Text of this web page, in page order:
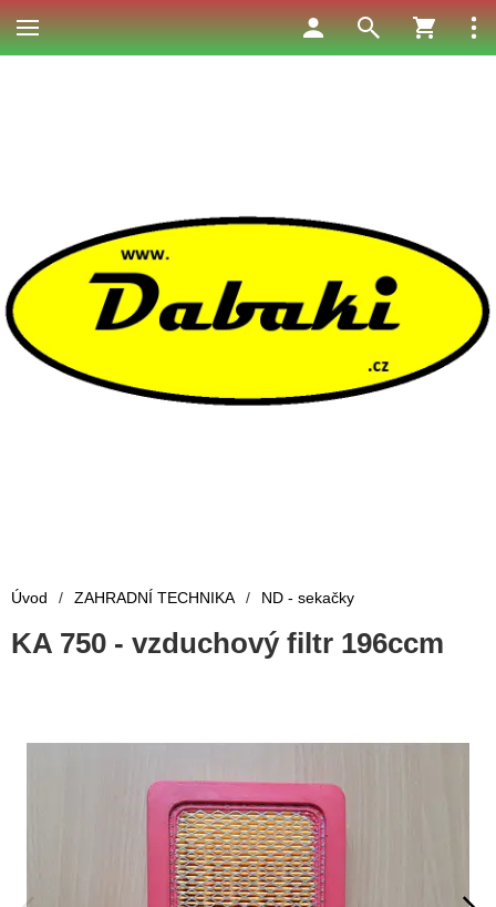
Úvod / ZAHRADNÍ TECHNIKA / ND - sekačky
KA 750 - vzduchový filtr 196ccm